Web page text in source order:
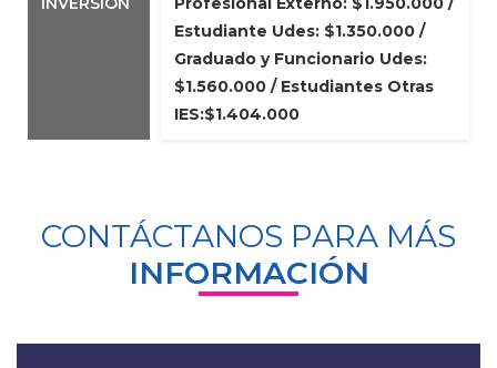
Estudiante Udes: $1.350.000 /
Graduado y Funcionario Udes:
$1.560.000 / Estudiantes Otras
IES:$1.404.000
CONTÁCTANOS PARA MÁS
INFORMACIÓN